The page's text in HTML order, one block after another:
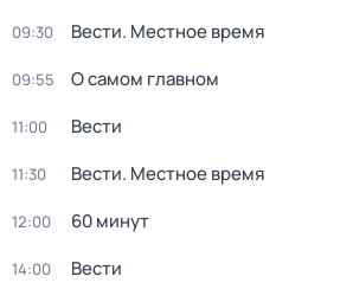
09:30 Вести. Местное время
09:55 О самом главном
11:00 Вести
11:30 Вести. Местное время
12:00 60 минут
14:00 Вести